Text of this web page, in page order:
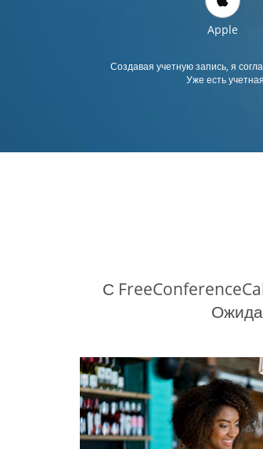
Apple
Создавая учетную запись, я
Уже есть
С